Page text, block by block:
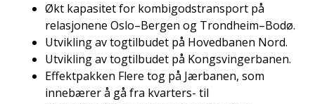
Økt kapasitet for kombigodstransport på
relasjonene Oslo–Bergen og Trondheim–Bodø.
Utvikling av togtilbudet på Hovedbanen Nord.
Utvikling av togtilbudet på Kongsvingerbanen.
Effektpakken Flere tog på Jærbanen, som
innebærer å gå fra kvarters- til